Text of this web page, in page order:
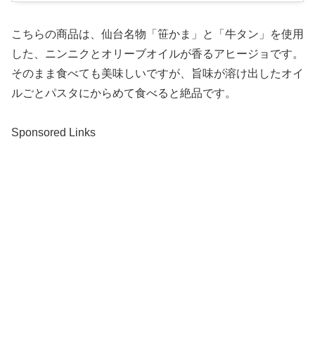
こちらの商品は、仙台名物「笹かま」と「牛タン」を使用
した、ニンニクとオリーブオイルが香るアヒージョです。
そのまま食べても美味しいですが、旨味が溶け出したオイ
ルごとパスタにからめて食べると絶品です。
Sponsored Links